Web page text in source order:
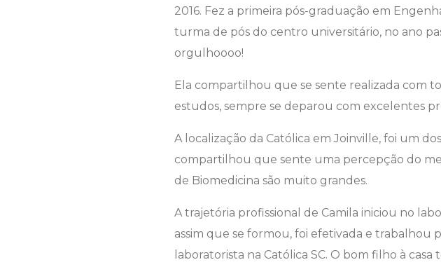
2016. Fez a primeira pós-graduação em
turma de pós do centro universitário, no ano
orgulhoooo!
Ela compartilhou que se sente realizada com
estudos, sempre se deparou com excelentes
A localização da Católica em Joinville, foi um
compartilhou que sente uma percepção do
de Biomedicina são muito grandes.
A trajetória profissional de Camila iniciou no
assim que se formou, foi efetivada e trabalhou
laboratorista na Católica SC. O bom filho à casa